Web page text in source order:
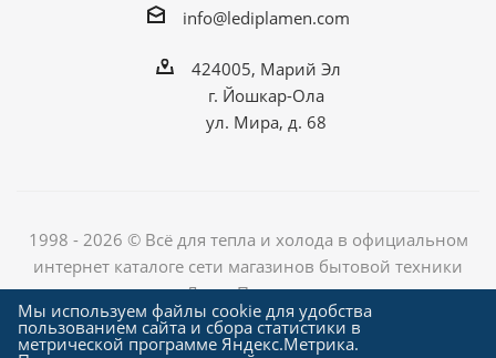
info@lediplamen.com
424005, Марий Эл
г. Йошкар-Ола
ул. Мира, д. 68
1998 - 2026 © Всё для тепла и холода в официальном
интернет каталоге сети магазинов бытовой техники
«Лед и Пламень»
Мы используем файлы cookie для удобства
пользованием сайта и сбора статистики в
метрической программе Яндекс.Метрика.